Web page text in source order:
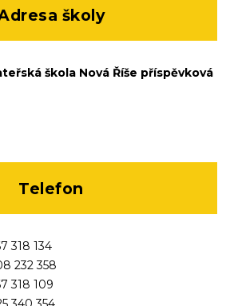
školy
škola Nová Říše příspěvková
Telefon
318 134
232 358
318 109